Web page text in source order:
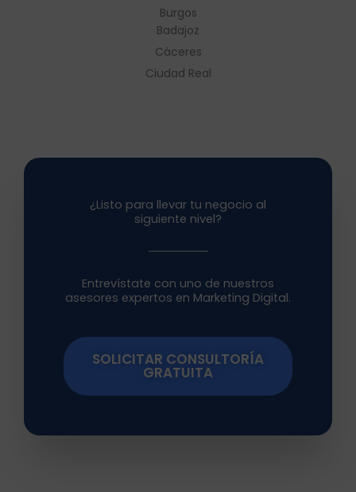
Burgos
Badajoz
Cáceres
Ciudad Real
¿Listo para llevar tu negocio al
siguiente nivel?
Entrevístate con uno de nuestros
asesores expertos en Marketing Digital.
SOLICITAR CONSULTORÍA
GRATUITA